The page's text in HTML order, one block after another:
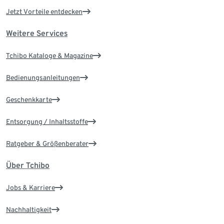
Jetzt Vorteile entdecken
Weitere Services
Tchibo Kataloge & Magazine
Bedienungsanleitungen
Geschenkkarte
Entsorgung / Inhaltsstoffe
Ratgeber & Größenberater
Über Tchibo
Jobs & Karriere
Nachhaltigkeit